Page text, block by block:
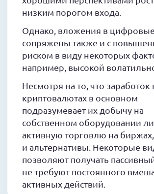
низким порогом входа.
Однако, вложения в
сопряжены также и с
риском в виду некоторых
например, высокой
Несмотря на то, что заработок
криптовалютах в основном
подразумевает их добычу на
собственном оборудовании
активную торговлю на
и альтернативы. Некоторые
позволяют получать
не требуют постоянного
активных действий.